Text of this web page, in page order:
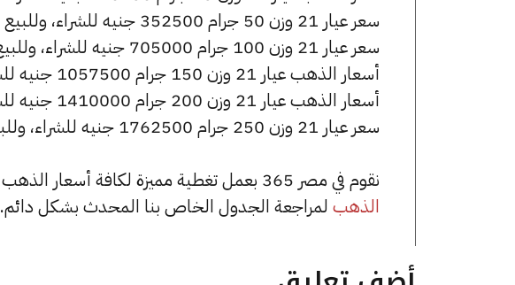
سعر عيار 21 وزن 50 جرام 352500 جنيه للشراء، وللبيع 355000 جنيه.
سعر عيار 21 وزن 100 جرام 705000 جنيه للشراء، وللبيع 710000 جنيه.
أسعار الذهب عيار 21 وزن 150 جرام 1057500 جنيه للشراء، وللبيع 1065000 جنيه.
أسعار الذهب عيار 21 وزن 200 جرام 1410000 جنيه للشراء، وللبيع 1420000 جنيه.
سعر عيار 21 وزن 250 جرام 1762500 جنيه للشراء، وللبيع 1775000 جنيه.
نقوم في مصر 365 بعمل تغطية مميزة لكافة أسعار الذهب في مصر، يمكنك الاطلاع على صفحة
الذهب لمراجعة الجدول الخاص بنا المحدث بشكل دائم.